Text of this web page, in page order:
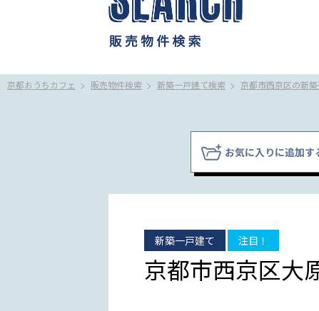
京都おうちカフェ 販売物件検索 新築一戸建て検索 京都市西京区の新
お気に入りに追加す
新築一戸建て 注目！
京都市西京区大